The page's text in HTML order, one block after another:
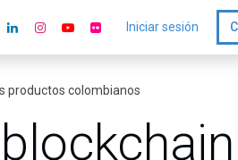
Iniciar sesión
productos colombianos